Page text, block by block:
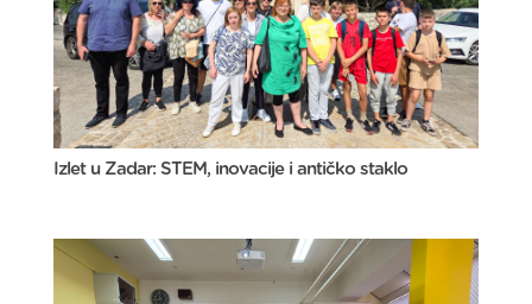
Izlet u Zadar: STEM, inovacije i antičko staklo